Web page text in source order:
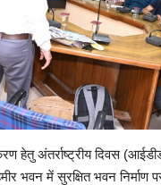
हेतु अंतर्राष्ट्रीय दिवस
भवन में सुरक्षित भवन निर्माण